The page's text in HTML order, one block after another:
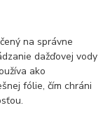
na správne
dažďovej vody
ako
fólie, čím chráni